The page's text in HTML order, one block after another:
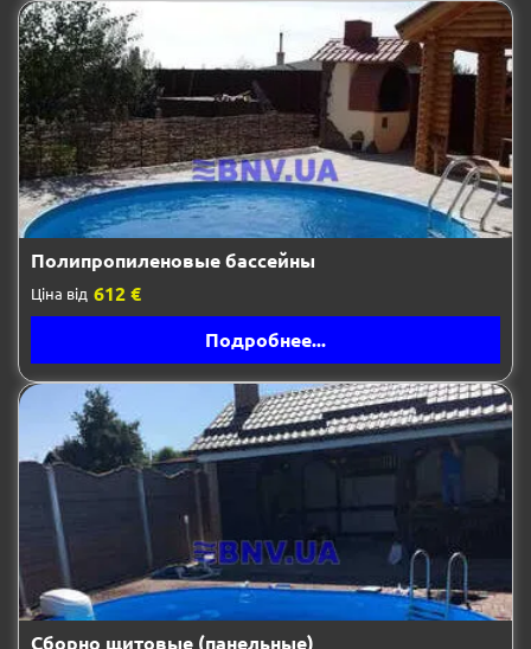
Полипропиленовые бассейны
Ціна від 612 €
Подробнее...
Сборно щитовые (панельные)